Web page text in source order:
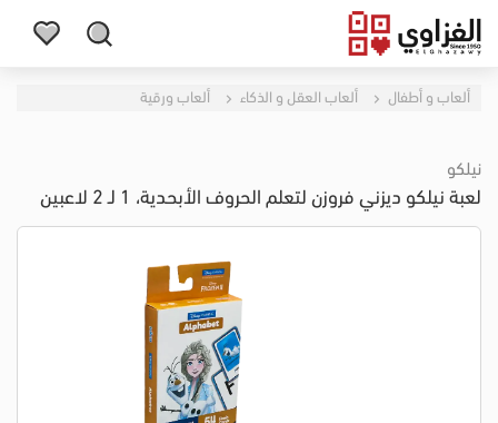
ألعاب و أطفال ألعاب العقل و الذكاء ألعاب ورقية
نيلكو
لعبة نيلكو ديزني فروزن لتعلم الحروف الأبحدية، 1 لـ 2 لاعبين